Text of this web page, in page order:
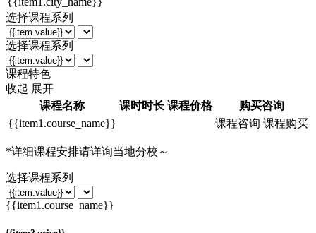
选择课程系列
选择课程系列
课程特色
收起 展开
课程名称
课时时长 课程价格
购买咨询
{{item1.course_name}}
课程咨询 课程购买
*详细课程安排请详询当地分校～
选择课程系列
{{item1.course_name}}